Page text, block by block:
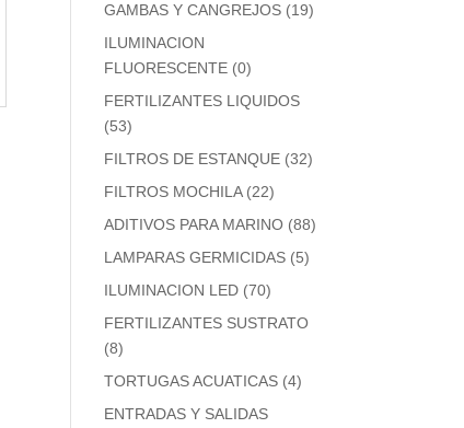
GAMBAS Y CANGREJOS (19)
ILUMINACION
FLUORESCENTE (0)
FERTILIZANTES LIQUIDOS
(53)
FILTROS DE ESTANQUE (32)
FILTROS MOCHILA (22)
ADITIVOS PARA MARINO (88)
LAMPARAS GERMICIDAS (5)
ILUMINACION LED (70)
FERTILIZANTES SUSTRATO
(8)
TORTUGAS ACUATICAS (4)
ENTRADAS Y SALIDAS